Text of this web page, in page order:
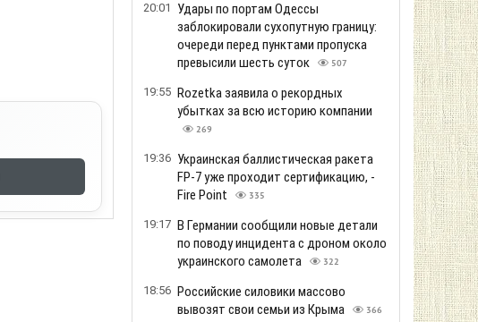
20:01
Удары по портам Одессы
заблокировали сухопутную границу:
очереди перед пунктами пропуска
превысили шесть суток
507
19:55 Rozetka заявила о рекордных
убытках за всю историю компании
269
19:36 Украинская баллистическая ракета
FP-7 уже проходит сертификацию, -
Fire Point
335
19:17 В Германии сообщили новые детали
по поводу инцидента с дроном около
украинского самолета
322
18:56 Российские силовики массово
вывозят свои семьи из Крыма
366